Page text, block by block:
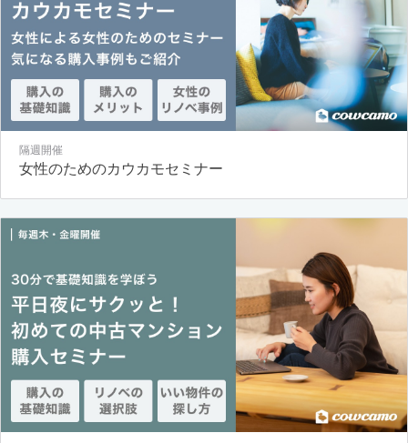
隔週開催
女性のためのカウカモセミナー